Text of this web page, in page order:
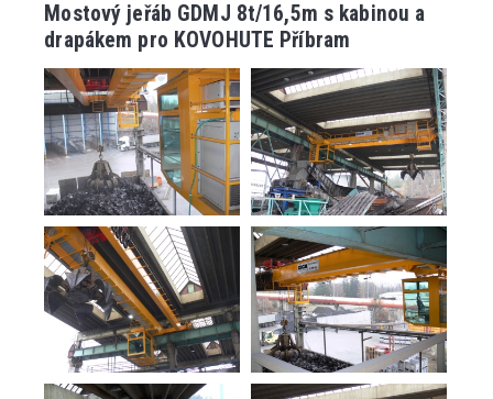
Mostový jeřáb GDMJ 8t/16,5m s kabinou a
drapákem pro KOVOHUTE Příbram